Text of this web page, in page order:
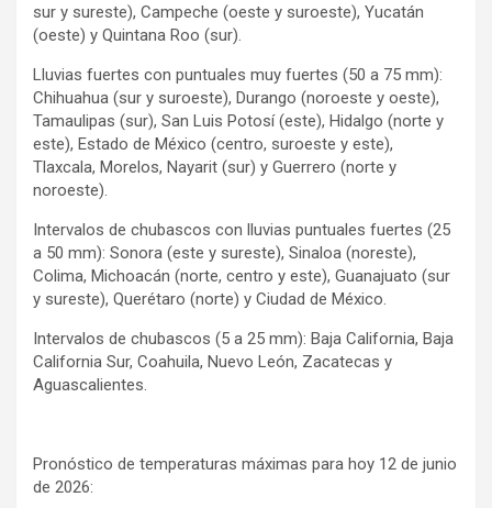
sur y sureste), Campeche (oeste y suroeste), Yucatán
(oeste) y Quintana Roo (sur).
Lluvias fuertes con puntuales muy fuertes (50 a 75 mm):
Chihuahua (sur y suroeste), Durango (noroeste y oeste),
Tamaulipas (sur), San Luis Potosí (este), Hidalgo (norte y
este), Estado de México (centro, suroeste y este),
Tlaxcala, Morelos, Nayarit (sur) y Guerrero (norte y
noroeste).
Intervalos de chubascos con lluvias puntuales fuertes (25
a 50 mm): Sonora (este y sureste), Sinaloa (noreste),
Colima, Michoacán (norte, centro y este), Guanajuato (sur
y sureste), Querétaro (norte) y Ciudad de México.
Intervalos de chubascos (5 a 25 mm): Baja California, Baja
California Sur, Coahuila, Nuevo León, Zacatecas y
Aguascalientes.
Pronóstico de temperaturas máximas para hoy 12 de junio
de 2026: